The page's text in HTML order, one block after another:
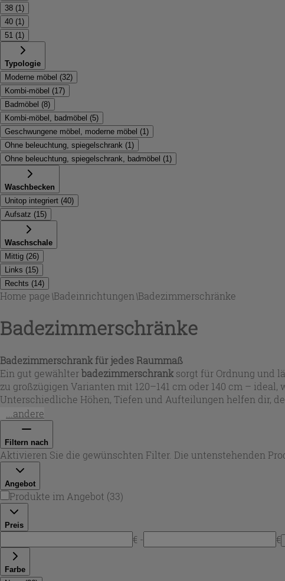
38 (1)
40 (1)
51 (1)
Typologie
Moderne möbel (32)
Kombi-möbel (17)
Badmöbel (8)
Kombi-möbel, badmöbel (5)
Geschwungene möbel, moderne möbel (1)
Ohne beleuchtung, spiegelschrank (1)
Ohne beleuchtung, spiegelschrank, badmöbel (1)
Waschbecken
Unitop integriert (40)
Aufsatz (15)
Waschschale
Mittig (26)
Links (15)
Rechts (14)
Home page\Badeinrichtungen \Badezimmerschränke
Badezimmerschränke
Badezimmerschrank für jedes Raummaß
Ein gut gewählterbadezimmerschrank sorgt für Ordnung und
zu großzügigen Varianten mit 120–141 cm oder 140 cm –
Unterschiedliche Höhen, Tiefen und Aufteilungen helfen dir,
Zubehör sauber zu verstauen.
...andere
Filtern nach
Aktivieren Sie die gewünschten Filter. Die untenstehenden
Angebot
Produkte im Angebot (33)
Preis
€ - €
Farbe